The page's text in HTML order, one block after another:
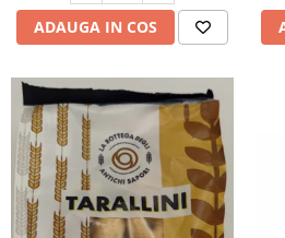
ADAUGA IN COS